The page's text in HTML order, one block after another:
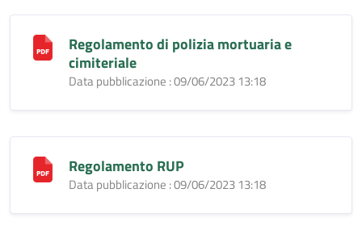
Regolamento di polizia mortuaria e
cimiteriale
Data pubblicazione : 09/06/2023 13:18
Regolamento RUP
Data pubblicazione : 09/06/2023 13:18